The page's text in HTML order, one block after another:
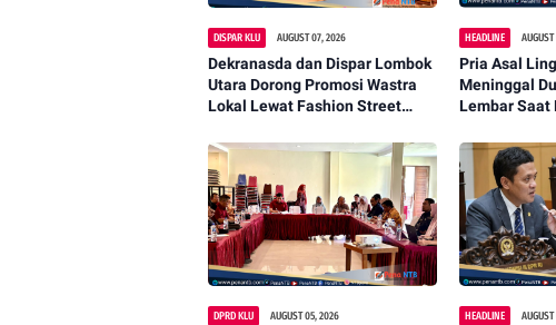
DISPAR KLU AUGUST 07, 2026
Dekranasda dan Dispar Lombok
Utara Dorong Promosi Wastra
Lokal Lewat Fashion Street
HEADLINE
Pria Asal
Meninggal
Lembar Saat
DPRD KLU AUGUST 05, 2026 HEADLINE